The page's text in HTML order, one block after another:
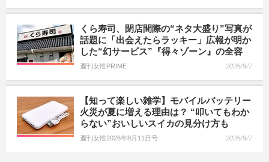
くら寿司、閉店間際の“ネタ大盛り”写真が
話題に「出会えたらラッキー」広報が明か
した“幻サービス”『得々ゾーン』の全容
週刊女性PRIME 2026/8/7
【知って楽しい雑学】モバイルバッテリー
火災が夏に増える理由は？ “叩いてもわか
らない”おいしいスイカの見分け方も
週刊女性2026年8月11日号 2026/8/7